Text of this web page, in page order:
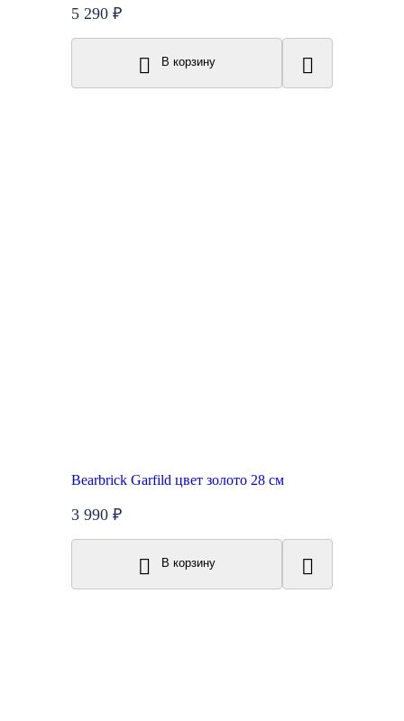
5 290 ₽
В корзину
Bearbrick Garfild цвет золото 28 см
3 990 ₽
В корзину